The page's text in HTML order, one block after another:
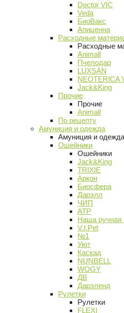
Doctor VIC
Veda
БиоВакс
Апиценна
Расходные
Расходные
Animall
Пчелодар
LUXSAN
NEOTERICA
Jack&King
Прочие
Прочие
Animall
По рецепту
Амуниция и одежда
Амуниция и одежда
Ошейники
Ошейники
Jack&King
TRIXIE
Аркон
Биосфера
Дарэлл
ЧИП
АТР
Наша ручная
V.I.Pet
№1
Уют
Каскад
NUNBELL
WOGY
ДВ
Дарэленд
Рулетки
Рулетки
FLEXI